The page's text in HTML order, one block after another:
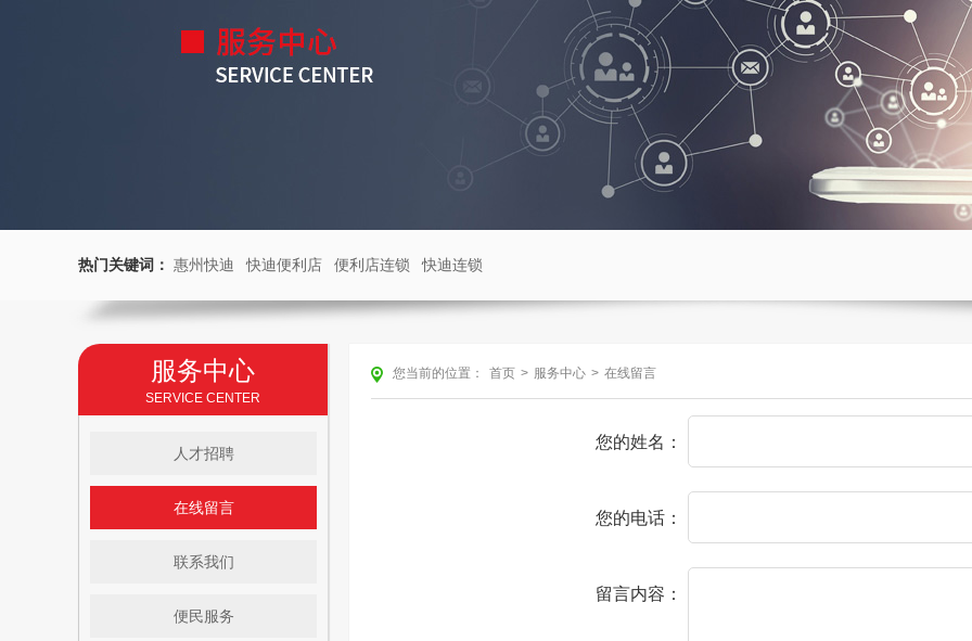
热门关键词： 惠州快迪 快迪便利店 便利店连锁 快迪连锁
服务中心
SERVICE CENTER
人才招聘
在线留言
联系我们
便民服务
您当前的位置： 首页 > 服务中心 > 在线留言
您的姓名：
您的电话：
留言内容：